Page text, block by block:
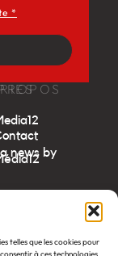
telles que les cookies pour
news by
*